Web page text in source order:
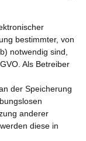
bestimmter, von
notwendig sind,
Als Betreiber
der Speicherung
anderer
diese in